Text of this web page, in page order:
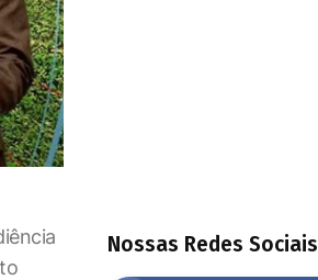
Nossas Redes Sociais